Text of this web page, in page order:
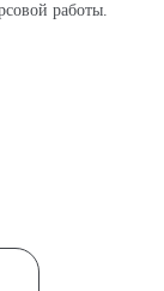
работы.